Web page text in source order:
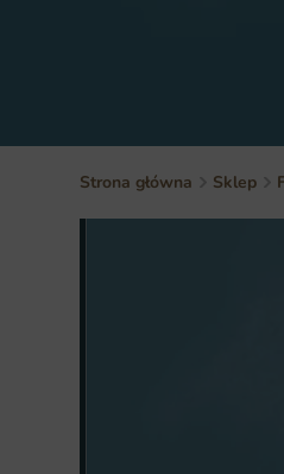
Strona główna Sklep